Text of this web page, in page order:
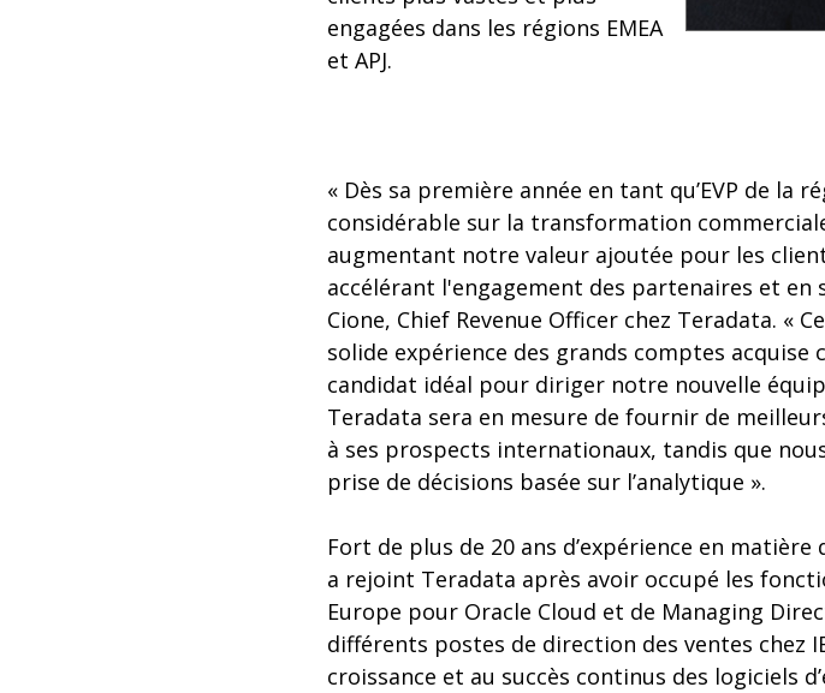
engagées dans les régions EMEA
et APJ.
« Dès sa première année en tant qu’EVP de la
considérable sur la transformation
augmentant notre valeur ajoutée pour les
accélérant l'engagement des partenaires et
Cione, Chief Revenue Officer chez Teradata. «
solide expérience des grands comptes acquise
candidat idéal pour diriger notre nouvelle
Teradata sera en mesure de fournir de
à ses prospects internationaux, tandis que
prise de décisions basée sur l’analytique ».
Fort de plus de 20 ans d’expérience en
a rejoint Teradata après avoir occupé les
Europe pour Oracle Cloud et de Managing
différents postes de direction des ventes chez
croissance et au succès continus des logiciels